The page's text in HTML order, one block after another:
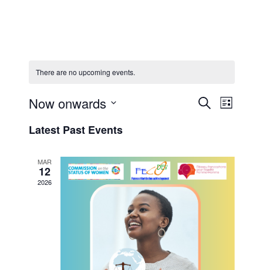
There are no upcoming events.
Events
Search
Navigation
SearchEvent
Views
List
Now onwards
date.
Latest Past Events
MAR
12
2026